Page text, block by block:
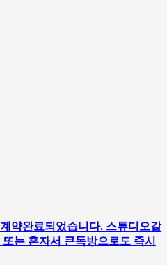
약완료되었습니다. 스튜디오같
는 혼자서 큰독방으로도 즉시